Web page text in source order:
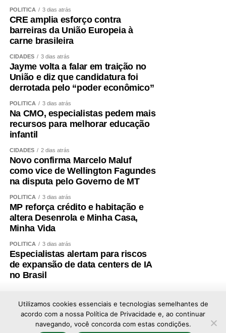
POLÍTICA 3 dias atrás
CRE amplia esforço contra
barreiras da União Europeia à
carne brasileira
CIDADES 3 dias atrás
Jayme volta a falar em traição no
União e diz que candidatura foi
derrotada pelo “poder econômico”
POLÍTICA 3 dias atrás
Na CMO, especialistas pedem mais
recursos para melhorar educação
infantil
CIDADES 2 dias atrás
Novo confirma Marcelo Maluf
como vice de Wellington Fagundes
na disputa pelo Governo de MT
POLÍTICA 3 dias atrás
MP reforça crédito e habitação e
altera Desenrola e Minha Casa,
Minha Vida
POLÍTICA 3 dias atrás
Especialistas alertam para riscos
de expansão de data centers de IA
no Brasil
Utilizamos cookies essenciais e tecnologias semelhantes de
acordo com a nossa Política de Privacidade e, ao continuar
navegando, você concorda com estas condições.